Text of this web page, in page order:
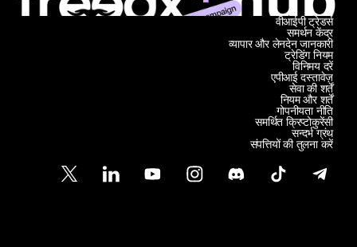
समर्थन केंद्र
व्यापार और लेनदेन जानकारी
वीआईपी ट्रेडर्स
ट्रेडिंग नियम
विनिमय दरें
एपीआई दस्तावेज़
सेवा की शर्तें
नियम और शर्तें
गोपनीयता नीति
समर्थित क्रिप्टोकुरेंसी
सन्दर्भ ग्रंथ
संपत्तियों की तुलना करें